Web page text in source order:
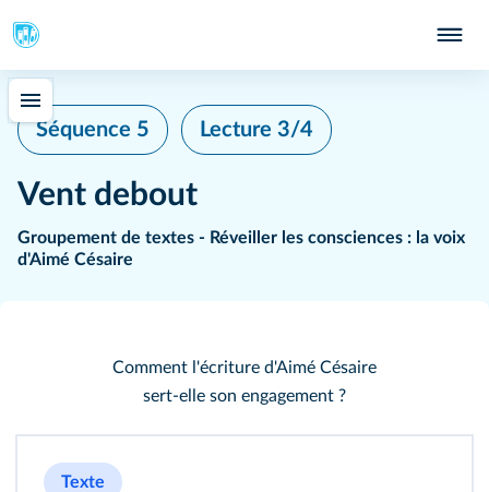
Séquence 5 Lecture 3/4
Vent debout
Groupement de textes - Réveiller les consciences : la voix
d'Aimé Césaire
Comment l'écriture d'Aimé Césaire
sert-elle son engagement ?
Texte